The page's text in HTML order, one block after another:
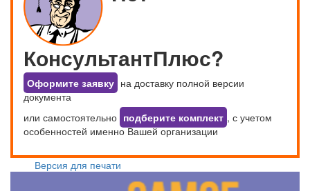
КонсультантПлюс?
Оформите заявку на доставку полной версии
документа
или самостоятельно подберите комплект , с учетом
особенностей именно Вашей организации
Версия для печати